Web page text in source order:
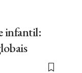
infantil: